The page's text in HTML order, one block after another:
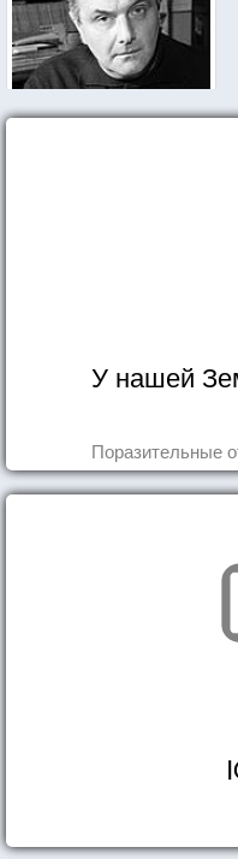
У нашей
Поразительные